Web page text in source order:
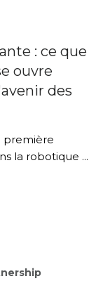
: ce que
ouvre
des
première
la robotique ...